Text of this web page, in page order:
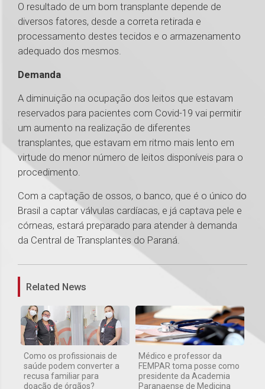
O resultado de um bom transplante depende de
diversos fatores, desde a correta retirada e
processamento destes tecidos e o armazenamento
adequado dos mesmos.
Demanda
A diminuição na ocupação dos leitos que estavam
reservados para pacientes com Covid-19 vai permitir
um aumento na realização de diferentes
transplantes, que estavam em ritmo mais lento em
virtude do menor número de leitos disponíveis para o
procedimento.
Com a captação de ossos, o banco, que é o único do
Brasil a captar válvulas cardíacas, e já captava pele e
córneas, estará preparado para atender à demanda
da Central de Transplantes do Paraná.
1
Related News
Como os profissionais de
saúde podem converter a
recusa familiar para
doação de órgãos?
Médico e professor da
FEMPAR toma posse como
presidente da Academia
Paranaense de Medicina